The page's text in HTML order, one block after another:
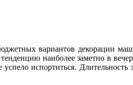
вариантов декорации
наиболее заметно в
испортиться.